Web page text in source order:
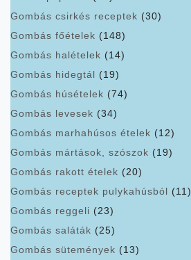
Gombás csirkés receptek (30)
Gombás főételek (148)
Gombás halételek (14)
Gombás hidegtál (19)
Gombás húsételek (74)
Gombás levesek (34)
Gombás marhahúsos ételek (12)
Gombás mártások, szószok (19)
Gombás rakott ételek (20)
Gombás receptek pulykahúsból (11)
Gombás reggeli (23)
Gombás saláták (25)
Gombás sütemények (13)